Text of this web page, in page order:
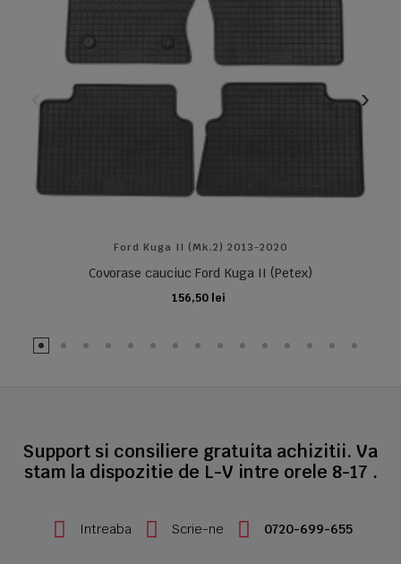
Ford Kuga II (Mk.2) 2013-2020
Covorase cauciuc Ford Kuga II (Petex)
156,50 lei
ADAUGA IN COS
Support si consiliere gratuita achizitii. Va
stam la dispozitie de L-V intre orele 8-17 .
Intreaba Scrie-ne 0720-699-655